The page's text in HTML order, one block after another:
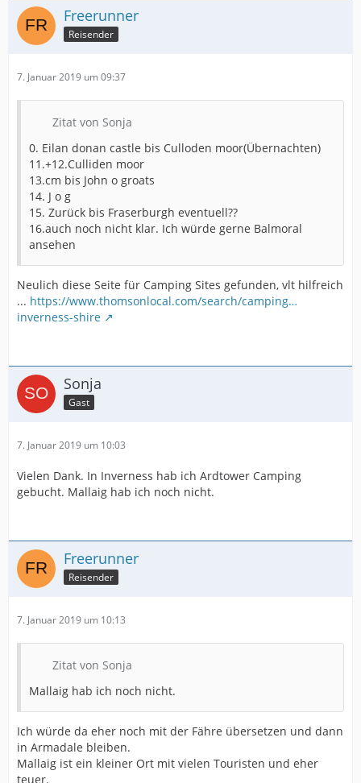
Freerunner
Reisender
7. Januar 2019 um 09:37
Zitat von Sonja
0. Eilan donan castle bis Culloden moor(Übernachten)
11.+12.Culliden moor
13.cm bis John o groats
14. J o g
15. Zurück bis Fraserburgh eventuell??
16.auch noch nicht klar. Ich würde gerne Balmoral
ansehen
Neulich diese Seite für Camping Sites gefunden, vlt hilfreich
... https://www.thomsonlocal.com/search/camping…
inverness-shire
Sonja
Gast
7. Januar 2019 um 10:03
Vielen Dank. In Inverness hab ich Ardtower Camping
gebucht. Mallaig hab ich noch nicht.
Freerunner
Reisender
7. Januar 2019 um 10:13
Zitat von Sonja
Mallaig hab ich noch nicht.
Ich würde da eher noch mit der Fähre übersetzen und dann
in Armadale bleiben.
Mallaig ist ein kleiner Ort mit vielen Touristen und eher
teuer.